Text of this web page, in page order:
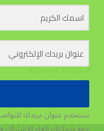
التعليقات معطلة
نستخدم عنوان بريدك